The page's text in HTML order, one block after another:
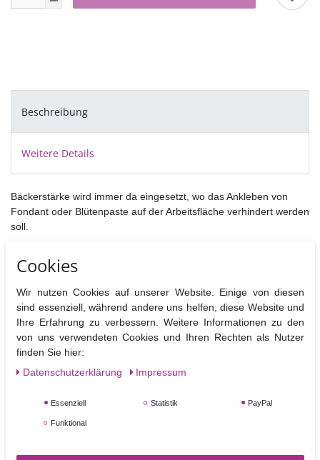
Beschreibung
Weitere Details
Bäckerstärke wird immer da eingesetzt, wo das Ankleben von
Fondant oder Blütenpaste auf der Arbeitsfläche verhindert werden
soll.
umfüllen und die Arbeitsfläche dünn abpudern.
Auch beim Modellieren leistet sie wertvolle Hilfe, wenn der
Fondant an den Fingern klebt.
Sollten leichte Spuren der Bäckerstärke auf dem Fondant zurück
bleiben, können diese mit einem sauberen Microfasertuch oder
Cookies
Wir nutzen Cookies auf unserer Website. Einige von diesen
sind essenziell, während andere uns helfen, diese Website und
Ihre Erfahrung zu verbessern. Weitere Informationen zu den
von uns verwendeten Cookies und Ihren Rechten als Nutzer
finden Sie hier:
Daten­schutz­erklärung
Impressum
Essenziell Statistik PayPal
Funktional